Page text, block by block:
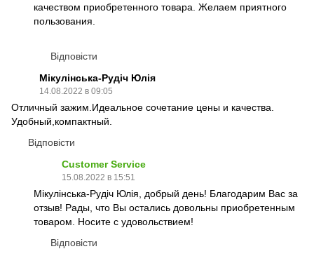
качеством приобретенного товара. Желаем приятного
пользования.
Відповісти
Мікулінська-Рудіч Юлія
14.08.2022 в 09:05
Отличный зажим.Идеальное сочетание цены и качества.
Удобный,компактный.
Відповісти
Customer Service
15.08.2022 в 15:51
Мікулінська-Рудіч Юлія, добрый день! Благодарим Вас за
отзыв! Рады, что Вы остались довольны приобретенным
товаром. Носите с удовольствием!
Відповісти